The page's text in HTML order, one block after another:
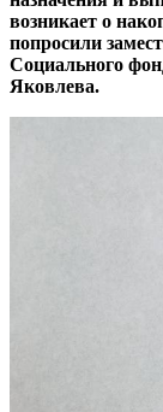
возникает о
попросили
Социального
Яковлева.